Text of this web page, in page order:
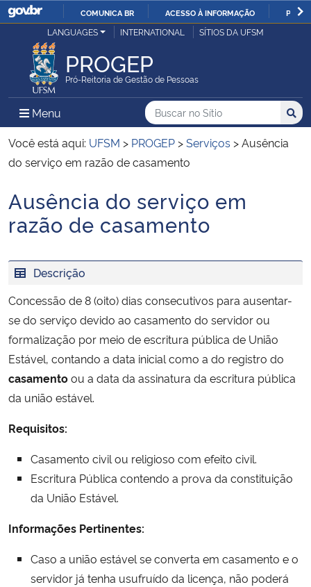
IR
COMUNICA BR ACESSO À INFORMAÇÃO
Ministério da Justiça e Segurança Pública
Ministério da Defesa
Ministério das Relações Exteriores
Ministério da Infraestrutura
Ministério da Cidadania
Ministério da Saúde
Ministério de Minas e Energia
Ministério da Ciência, Tecnologia, Inovações e Comunicações
Controladoria-Geral da União
LANGUAGES INTERNATIONAL SÍTIOS DA UFSM
PROGEP
Pró-Reitoria de Gestão de Pessoas
Menu Menu Principal do Sítio
Busca
Buscar no no Sítio
Busca:
Você está aqui: UFSM > PROGEP >Serviços >Ausência
do serviço em razão de casamento
Início do conteúdo
Ausência do serviço em
razão de casamento
Descrição
Concessão de 8 (oito) dias consecutivos para ausentar-
se do serviço devido ao casamento do servidor ou
formalização por meio de escritura pública de União
Estável, contando a data inicial como a do registro do
casamentoou a data da assinatura da escritura pública
da união estável.
Requisitos:
Casamento civil ou religioso com efeito civil.
Escritura Pública contendo a prova da constituição
da União Estável.
Informações Pertinentes:
Caso a união estável se converta em casamento e o
servidor já tenha usufruído da licença, não poderá